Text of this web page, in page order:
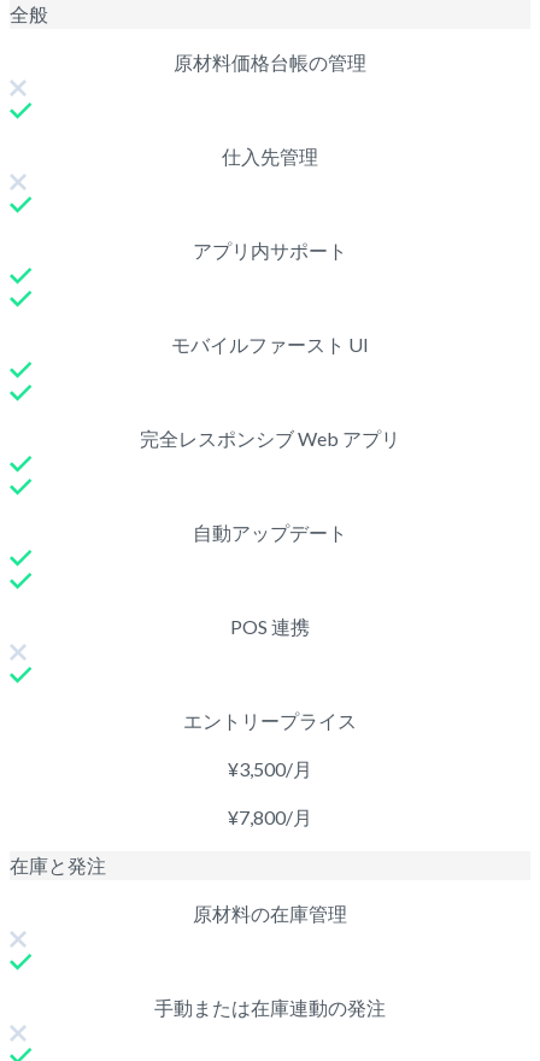
全般
原材料価格台帳の管理
仕入先管理
アプリ内サポート
モバイルファースト UI
完全レスポンシブ Web アプリ
自動アップデート
POS 連携
エントリープライス
¥3,500/月
¥7,800/月
在庫と発注
原材料の在庫管理
手動または在庫連動の発注